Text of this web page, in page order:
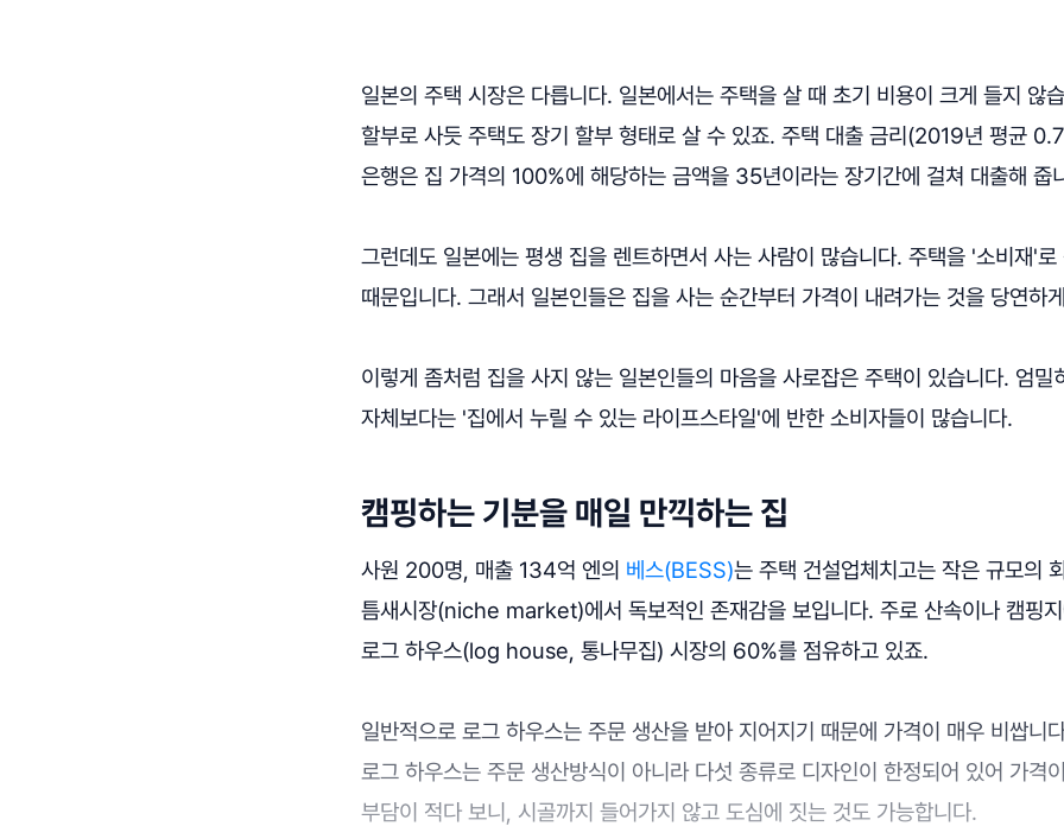
일본의 주택 시장은 다릅니다. 일본에서는 주택을 살 때 초기 비용이 크게 들지 않
할부로 사듯 주택도 장기 할부 형태로 살 수 있죠. 주택 대출 금리(2019년 평균
은행은 집 가격의 100%에 해당하는 금액을 35년이라는 장기간에 걸쳐 대출해 줍
그런데도 일본에는 평생 집을 렌트하면서 사는 사람이 많습니다. 주택을 '소비재'로
때문입니다. 그래서 일본인들은 집을 사는 순간부터 가격이 내려가는 것을 당연하
이렇게 좀처럼 집을 사지 않는 일본인들의 마음을 사로잡은 주택이 있습니다. 엄밀
자체보다는 '집에서 누릴 수 있는 라이프스타일'에 반한 소비자들이 많습니다.
캠핑하는 기분을 매일 만끽하는 집
사원 200명, 매출 134억 엔의 베스(BESS)는 주택 건설업체치고는 작은 규모의
틈새시장(niche market)에서 독보적인 존재감을 보입니다. 주로 산속이나 캠핑
로그 하우스(log house, 통나무집) 시장의 60%를 점유하고 있죠.
일반적으로 로그 하우스는 주문 생산을 받아 지어지기 때문에 가격이 매우 비쌉니
로그 하우스는 주문 생산방식이 아니라 다섯 종류로 디자인이 한정되어 있어 가격
부담이 적다 보니, 시골까지 들어가지 않고 도심에 짓는 것도 가능합니다.